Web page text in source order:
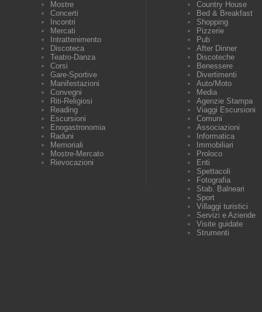
Mostre
Concerti
Incontri
Mercati
Intrattenimento
Discoteca
Teatro-Danza
Corsi
Gare-Sportive
Manifestazioni
Convegni
Riti-Religiosi
Reading
Escursioni
Enogastronomia
Raduni
Memoriali
Mostre-Mercato
Rievocazioni
Country House
Bed & Breakfast
Shopping
Pizzerie
Pub
After Dinner
Discoteche
Benessere
Divertimenti
Auto/Moto
Media
Agenzie Stampa
Viaggi Escursioni
Comuni
Associazioni
Informatica
Immobiliari
Proloco
Enti
Spettacoli
Fotografia
Stab. Balneari
Sport
Villaggi turistici
Servizi e Aziende
Visite guidate
Strumenti